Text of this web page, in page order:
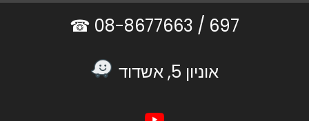
697 /
אוניון 5, אשדוד